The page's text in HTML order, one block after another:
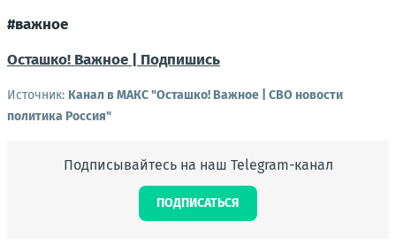
#важное
Осташко! Важное | Подпишись
Источник: Канал в МАКС "Осташко! Важное | СВО новости
политика Россия"
Подписывайтесь на наш Telegram-канал
ПОДПИСАТЬСЯ